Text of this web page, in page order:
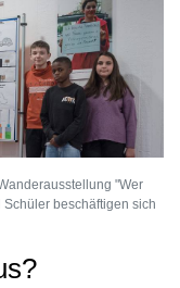
"Wer
beschäftigen sich